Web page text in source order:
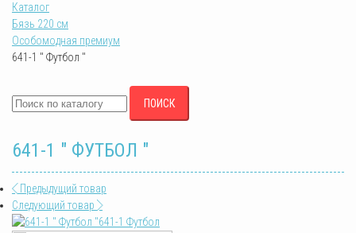
Каталог
Бязь 220 см
Особомодная премиум
641-1 " Футбол "
ПОИСК
641-1 " ФУТБОЛ "
Предыдущий товар
Следующий товар
641-1 Футбол